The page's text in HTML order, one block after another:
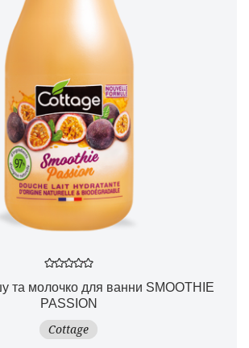
та молочко для ванни SMOOTHIE
PASSION
Cottage